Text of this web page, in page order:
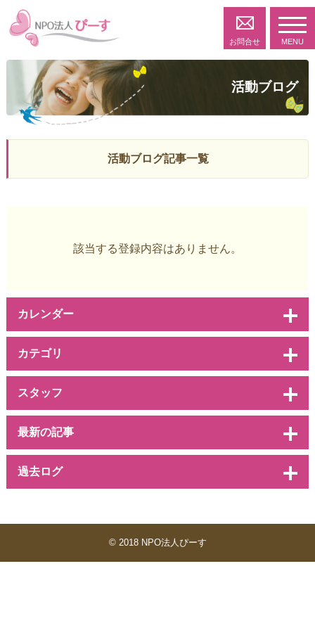
お問合せ MENU
活動ブログ
活動ブログ記事一覧
該当する登録内容はありません。
カレンダー
カテゴリ
スタッフ
最新の記事
過去ログ
© 2018 NPO法人ぴーす